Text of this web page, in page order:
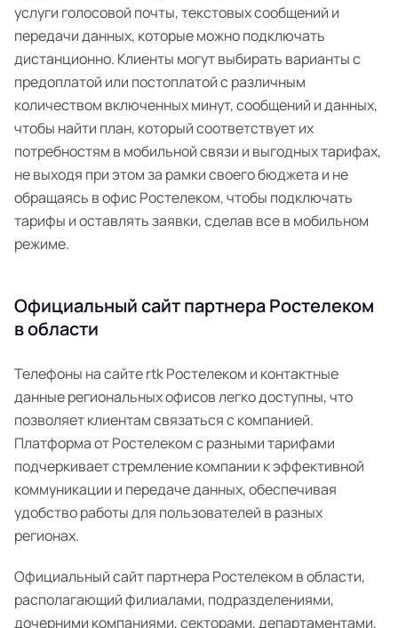
услуги голосовой почты, текстовых сообщений и
передачи данных, которые можно подключать
дистанционно. Клиенты могут выбирать варианты с
предоплатой или постоплатой с различным
количеством включенных минут, сообщений и данных,
чтобы найти план, который соответствует их
потребностям в мобильной связи и выгодных тарифах,
не выходя при этом за рамки своего бюджета и не
обращаясь в офис Ростелеком, чтобы подключать
тарифы и оставлять заявки, сделав все в мобильном
режиме.
Официальный сайт партнера Ростелеком
в области
Телефоны на сайте rtk Ростелеком и контактные
данные региональных офисов легко доступны, что
позволяет клиентам связаться с компанией.
Платформа от Ростелеком с разными тарифами
подчеркивает стремление компании к эффективной
коммуникации и передаче данных, обеспечивая
удобство работы для пользователей в разных
регионах.
Официальный сайт партнера Ростелеком в области,
располагающий филиалами, подразделениями,
дочерними компаниями, секторами, департаментами,